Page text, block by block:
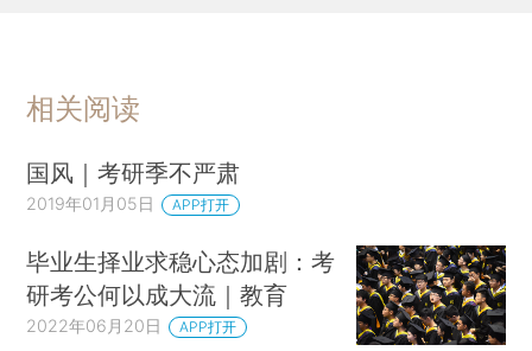
相关阅读
国风｜考研季不严肃
2019年01月05日 APP打开
毕业生择业求稳心态加剧：考
研考公何以成大流｜教育
2022年06月20日 APP打开